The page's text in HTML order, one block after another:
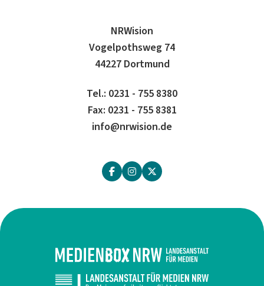
NRWision
Vogelpothsweg 74
44227 Dortmund
Tel.: 0231 - 755 8380
Fax: 0231 - 755 8381
info@nrwision.de